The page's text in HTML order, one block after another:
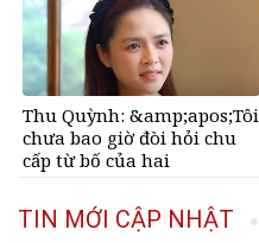
Thu Quỳnh: &amp;apos;Tôi
chưa bao giờ đòi hỏi chu
cấp từ bố của hai
TIN MỚI CẬP NHẬT